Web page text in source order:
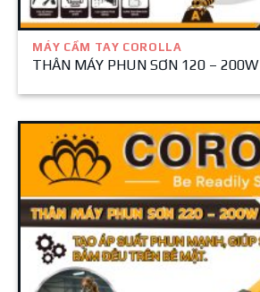
MÁY CẦM TAY COROLLA
THÂN MÁY PHUN SƠN 120 – 200W